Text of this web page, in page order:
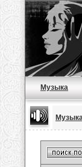
Музыка